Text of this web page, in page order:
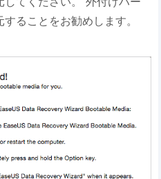
ることをお勧めします。